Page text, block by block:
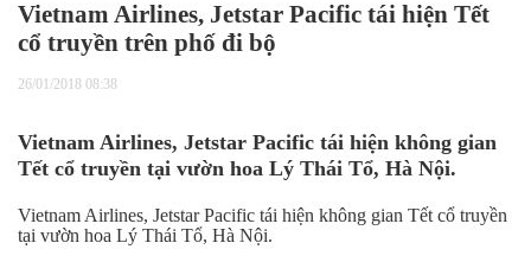
Vietnam Airlines, Jetstar Pacific tái hiện Tết
cổ truyền trên phố đi bộ
26/01/2018 08:38
Vietnam Airlines, Jetstar Pacific tái hiện không gian
Tết cổ truyền tại vườn hoa Lý Thái Tổ, Hà Nội.
Vietnam Airlines, Jetstar Pacific tái hiện không gian Tết cổ truyền
tại vườn hoa Lý Thái Tổ, Hà Nội.